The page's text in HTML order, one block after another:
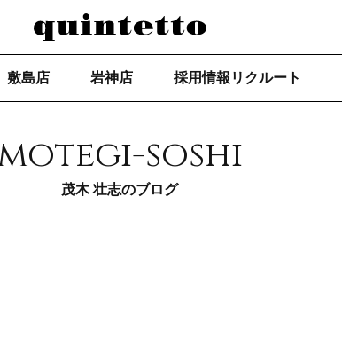
敷島店 岩神店 採用情報リクルート
soshi
茂木 壮志のブログ